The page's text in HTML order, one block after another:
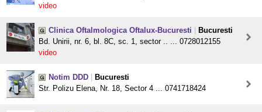
video
Clinica Oftalmologica Oftalux-Bucuresti
Bucuresti
Bd. Unirii, nr. 6, bl. 8C, sc. 1, sector .. ... 0728012155
video
Notim DDD
Bucuresti
Str. Polizu Elena, Nr. 18, Sector 4 ... 0741718424